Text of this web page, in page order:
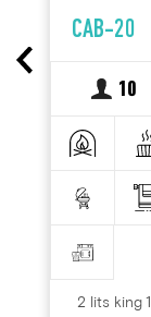
CAB-20
10
2 lits king